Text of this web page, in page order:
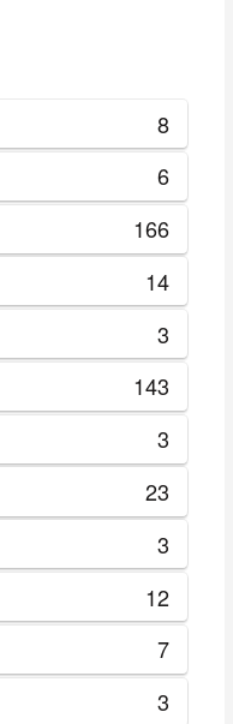
8
6
166
14
3
143
3
23
3
12
7
3